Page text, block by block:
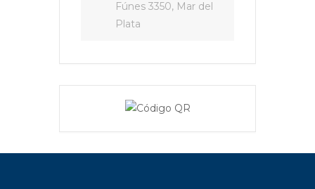
Fúnes 3350, Mar del
Plata